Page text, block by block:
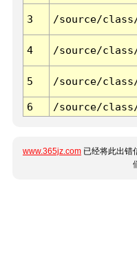
3 /source/
4 /source/
5 /source/
6 /source/
www.365jz.com 已经将此出错